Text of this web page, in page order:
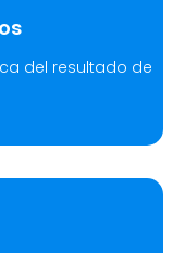
del resultado de